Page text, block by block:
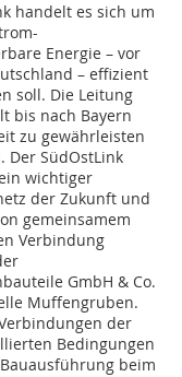
handelt es sich um
Energie – vor
– effizient
soll. Die Leitung
bis nach Bayern
zu gewährleisten
Der SüdOstLink
wichtiger
der Zukunft und
gemeinsamem
Verbindung
GmbH & Co.
Muffengruben.
der
Bedingungen
beim